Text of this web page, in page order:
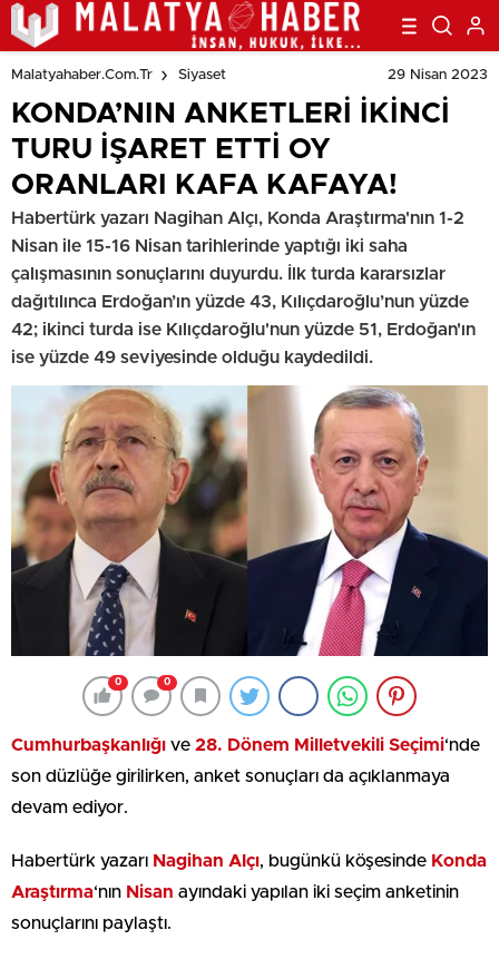
Malatyahaber.com.tr Siyaset 29 Nisan 2023
KONDA’NIN ANKETLERİ İKİNCİ
TURU İŞARET ETTİ OY
ORANLARI KAFA KAFAYA!
Habertürk yazarı Nagihan Alçı, Konda Araştırma'nın 1-2
Nisan ile 15-16 Nisan tarihlerinde yaptığı iki saha
çalışmasının sonuçlarını duyurdu. İlk turda kararsızlar
dağıtılınca Erdoğan’ın yüzde 43, Kılıçdaroğlu’nun yüzde
42; ikinci turda ise Kılıçdaroğlu'nun yüzde 51, Erdoğan'ın
ise yüzde 49 seviyesinde olduğu kaydedildi.
0 0
Cumhurbaşkanlığı ve 28. Dönem Milletvekili Seçimi‘nde
son düzlüğe girilirken, anket sonuçları da açıklanmaya
devam ediyor.
Habertürk yazarı Nagihan Alçı, bugünkü köşesinde Konda
Araştırma‘nın Nisan ayındaki yapılan iki seçim anketinin
sonuçlarını paylaştı.